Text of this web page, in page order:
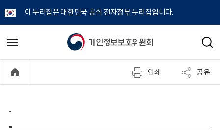
이 누리집은 대한민국 공식 전자정부 누리집입니다.
개
정
보
메
기
검
인쇄 공유
-